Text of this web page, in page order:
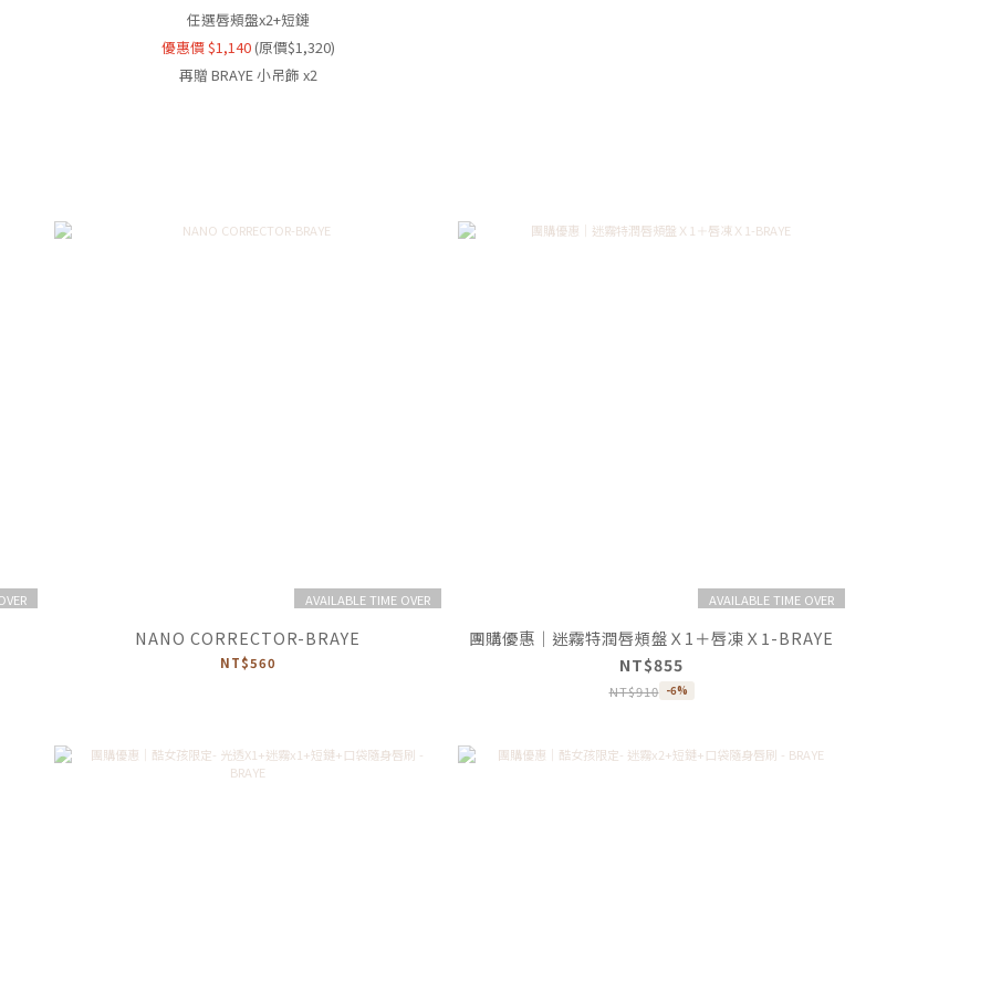
任選唇頰盤x2+短鏈
優惠價 $1,140(原價$1,320)
再贈 BRAYE 小吊飾 x2
AVAILABLE TIME OVER
NANO CORRECTOR-BRAYE
NT$560
AVAILABLE TIME OVER
團購優惠｜迷霧特潤唇頰盤Ｘ1＋唇凍Ｘ1-BRAYE
NT$855
NT$910 -6%